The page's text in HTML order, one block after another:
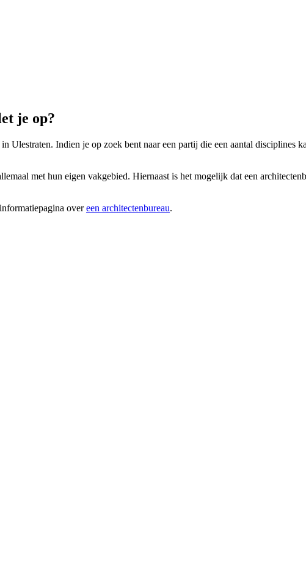
je op?
Ulestraten. Indien je op zoek bent naar een partij die een aantal disciplines
met hun eigen vakgebied. Hiernaast is het mogelijk dat een
overeen architectenbureau.